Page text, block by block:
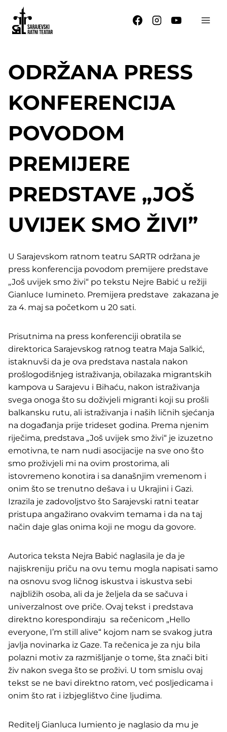
content
ODRŽANA PRESS
KONFERENCIJA
POVODOM
PREMIJERE
PREDSTAVE „JOŠ
UVIJEK SMO ŽIVI”
U Sarajevskom ratnom teatru SARTR održana je
press konferencija povodom premijere predstave
„Još uvijek smo živi“ po tekstu Nejre Babić u režiji
Gianluce Iumineto. Premijera predstave zakazana je
za 4. maj sa početkom u 20 sati.
Prisutnima na press konferenciji obratila se
direktorica Sarajevskog ratnog teatra Maja Salkić,
istaknuvši da je ova predstava nastala nakon
prošlogodišnjeg istraživanja, obilazaka migrantskih
kampova u Sarajevu i Bihaću, nakon istraživanja
svega onoga što su doživjeli migranti koji su prošli
balkansku rutu, ali istraživanja i naših ličnih sjećanja
na događanja prije trideset godina. Prema njenim
riječima, predstava „Još uvijek smo živi“ je izuzetno
emotivna, te nam nudi asocijacije na sve ono što
smo proživjeli mi na ovim prostorima, ali
istovremeno konotira i sa današnjim vremenom i
onim što se trenutno dešava i u Ukrajini i Gazi.
Izrazila je zadovoljstvo što Sarajevski ratni teatar
pristupa angažirano ovakvim temama i da na taj
način daje glas onima koji ne mogu da govore.
Autorica teksta Nejra Babić naglasila je da je
najiskreniju priču na ovu temu mogla napisati samo
na osnovu svog ličnog iskustva i iskustva sebi
najbližih osoba, ali da je željela da se sačuva i
univerzalnost ove priče. Ovaj tekst i predstava
direktno korespondiraju sa rečenicom „Hello
everyone, I’m still alive“ kojom nam se svakog jutra
javlja novinarka iz Gaze. Ta rečenica je za nju bila
polazni motiv za razmišljanje o tome, šta znači biti
živ nakon svega što se proživi. U tom smislu ovaj
tekst se ne bavi direktno ratom, već posljedicama i
onim što rat i izbjeglištvo čine ljudima.
Reditelj Gianluca Iumiento je naglasio da mu je